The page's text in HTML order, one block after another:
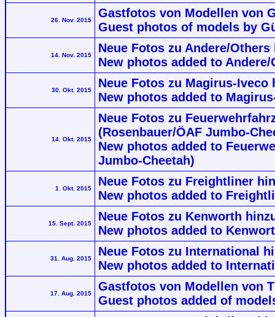
26. Nov. 2015
Gastfotos von Modellen von
Guest photos of models by
14. Nov. 2015
Neue Fotos zu Andere/
New photos added to
30. Okt. 2015
Neue Fotos zu Magirus-
New photos added to
14. Okt. 2015
Neue Fotos zu
(Rosenbauer/ÖAF Jumbo-
New photos added to
Jumbo-Cheetah)
1. Okt. 2015
Neue Fotos zu Freightliner
New photos added to
15. Sept. 2015
Neue Fotos zu Kenworth
New photos added to
31. Aug. 2015
Neue Fotos zu International
New photos added to
17. Aug. 2015
Gastfotos von Modellen von
Guest photos added of